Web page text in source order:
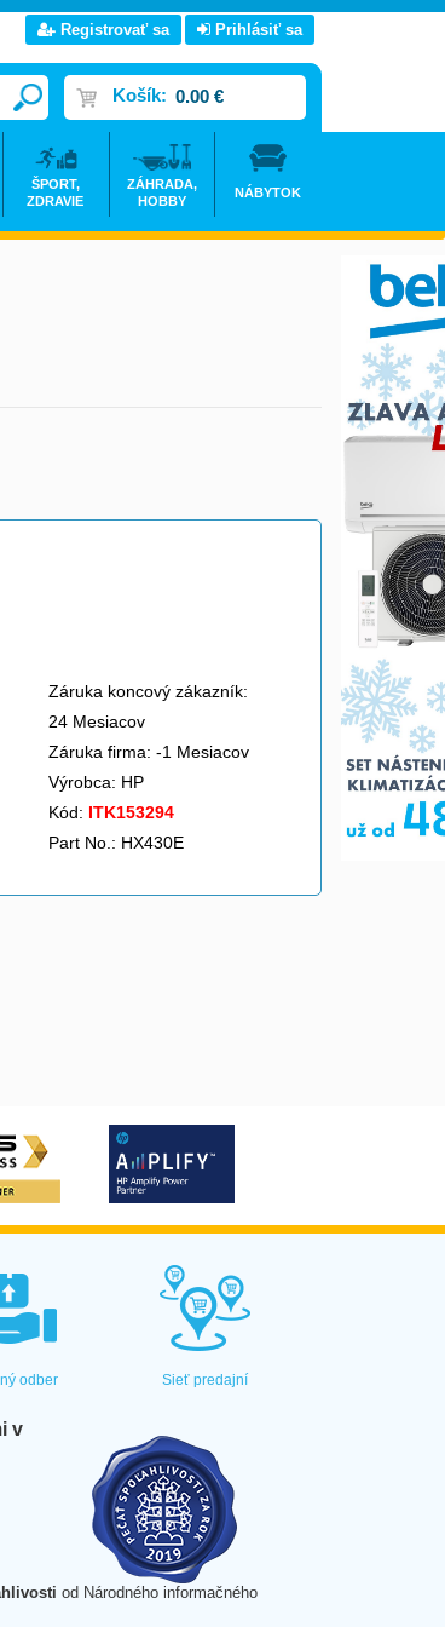
Záruka koncový zákazník:
24 Mesiacov
Záruka firma: -1 Mesiacov
Výrobca: HP
Kód: ITK153294
Part No.: HX430E
Registrovať sa Prihlásiť sa
Košík: 0.00 €
ŠPORT,
ZDRAVIE
ZÁHRADA,
HOBBY
NÁBYTOK
odber Sieť predajní
v
od Národného informačného